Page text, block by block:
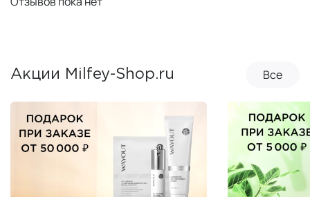
Акции Milfey-Shop.ru Все